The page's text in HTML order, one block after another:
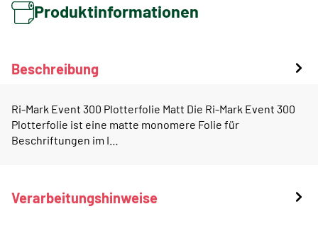
Produktinformationen
Beschreibung
Ri-Mark Event 300 Plotterfolie Matt Die Ri-Mark Event 300
Plotterfolie ist eine matte monomere Folie für
Beschriftungen im I…
Verarbeitungshinweise